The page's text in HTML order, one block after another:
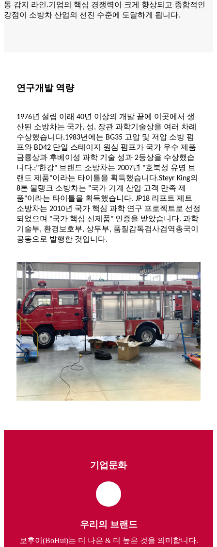
동 감지 라인.기업의 핵심 경쟁력이 크게 향상되고 종합적인
강점이 소방차 산업의 선진 수준에 도달하게 됩니다.
연구개발 역량
1976년 설립 이래 40년 이상의 개발 끝에 이곳에서 생
산된 소방차는 국가, 성, 장관 과학기술상을 여러 차례
수상했습니다.1983년에는 BG35 고압 및 저압 소방 펌
프와 BD42 단일 스테이지 원심 펌프가 국가 우수 제품
금룡상과 후베이성 ​​과학 기술 성과 2등상을 수상했습
니다.;"한강" 브랜드 소방차는 2007년 "호북성 유명 브
랜드 제품"이라는 타이틀을 획득했습니다.Steyr King의
8톤 물탱크 소방차는 "국가 기계 산업 고객 만족 제
품"이라는 타이틀을 획득했습니다. JP18 리프트 제트
소방차는 2010년 국가 핵심 과학 연구 프로젝트로 선정
되었으며 "국가 핵심 신제품" 인증을 받았습니다. 과학
기술부, 환경보호부, 상무부, 품질감독검사검역총국이
공동으로 발행한 것입니다.
기업문화
우리의 브랜드
보후이(BoHui)는 더 나은 & 더 높은 것을 의미합니다.